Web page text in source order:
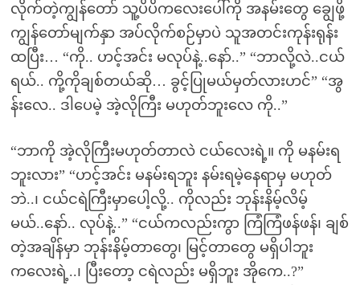
လိုက်တဲ့ကျွန်တော် သူ့ပိပိကလေးပေါ်ကို အနမ်းတွေ ချွေဖို့
ကျွန်တော်မျက်နှာ အပ်လိုက်စဉ်မှာပဲ သူအတင်းကုန်းရုန်း
ထပြီး… “ကို.. ဟင့်အင်း မလုပ်နဲ့..နော်..” “ဘာလို့လဲ..ငယ်
ရယ်.. ကို့ကိုချစ်တယ်ဆို… ခွင့်ပြုမယ်မှတ်လားဟင်” “အွ
န်းလေ.. ဒါပေမဲ့ အဲ့လိုကြီး မဟုတ်ဘူးလေ ကို..”
“ဘာကို အဲ့လိုကြီးမဟုတ်တာလဲ ငယ်လေးရဲ့။ ကို မနမ်းရ
ဘူးလား” “ဟင့်အင်း မနမ်းရဘူး နမ်းရမဲ့နေရာမှ မဟုတ်
ဘဲ..၊ ငယ်ငရဲကြီးမှာပေါ့လို့.. ကိုလည်း ဘုန်းနိမ့်လိမ့်
မယ်..နော်.. လုပ်နဲ့..” “ငယ်ကလည်းကွာ ကြံကြံဖန်ဖန်၊ ချစ်
တဲ့အချိန်မှာ ဘုန်းနိမ့်တာတွေ၊ မြင့်တာတွေ မရှိပါဘူး
ကလေးရဲ့..၊ ပြီးတော့ ငရဲလည်း မရှိဘူး အိုကေ..?”